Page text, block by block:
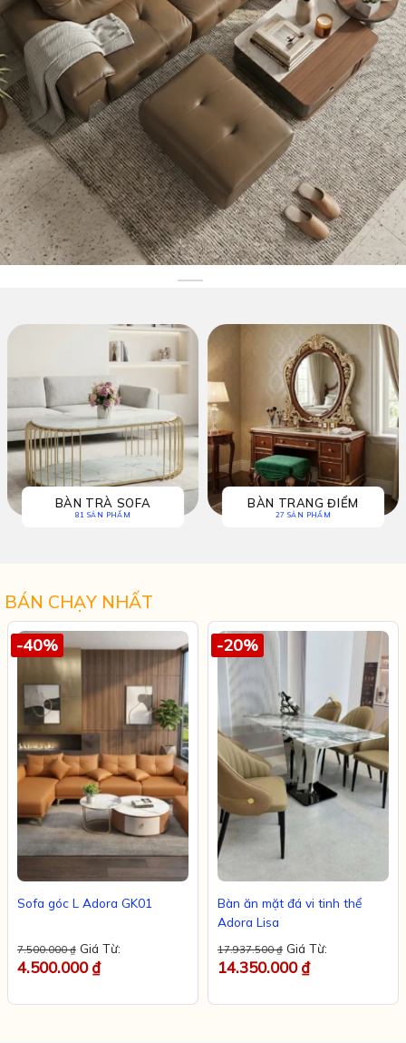
Nội Thất Giá Kho
Nội thất giá rẻ sản xuất tại xưởng
GIƯỜNG
97 SẢN PHẨM
PHÒNG KHÁCH
51 SẢN PHẨM
BÁN CHẠY NHẤT
-40%
Sofa góc L Adora GK01
7.500.000₫ Giá Từ:
4.500.000₫
-20%
Bàn ăn mặt đá vi tinh thể
Adora Lisa
17.937.500₫ Giá Từ:
14.350.000₫